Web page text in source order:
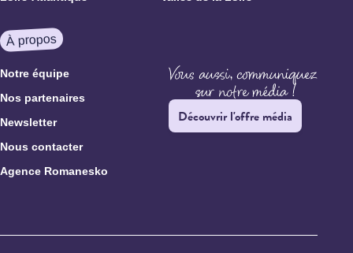
À propos
Notre équipe
Nos partenaires
Newsletter
Nous contacter
Agence Romanesko
Découvrir l'offre média